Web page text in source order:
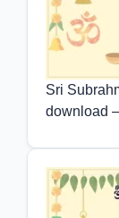
Sri
download